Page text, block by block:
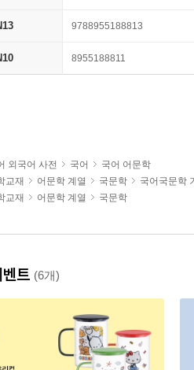
9788955188813
8955188811
외국어 사전 국어
국어 어문학
교재 어문학 계열 국문학
국어국문학
교재 어문학 계열 국문학
트 (6개)